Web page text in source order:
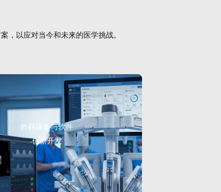
，以应对当今和未来的医学挑战。
外科设备与软件
创新开发